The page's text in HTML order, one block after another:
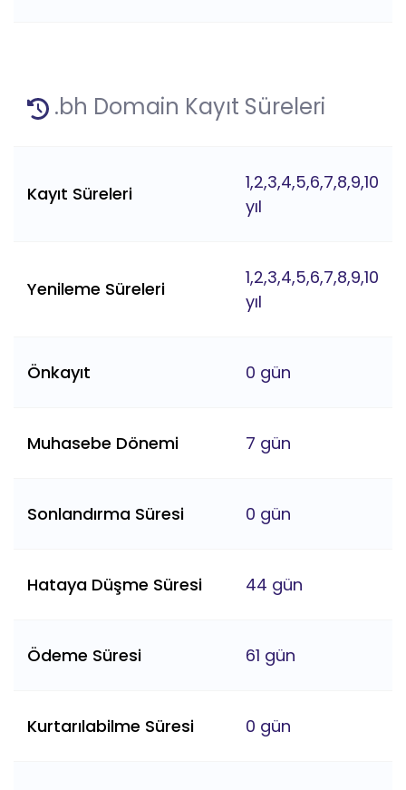
.bh Domain Kayıt Süreleri
Kayıt Süreleri
1,2,3,4,5,6,7,8,9,10
yıl
Yenileme Süreleri
1,2,3,4,5,6,7,8,9,10
yıl
Önkayıt 0 gün
Muhasebe Dönemi 7 gün
Sonlandırma Süresi 0 gün
Hataya Düşme Süresi 44 gün
Ödeme Süresi 61 gün
Kurtarılabilme Süresi 0 gün